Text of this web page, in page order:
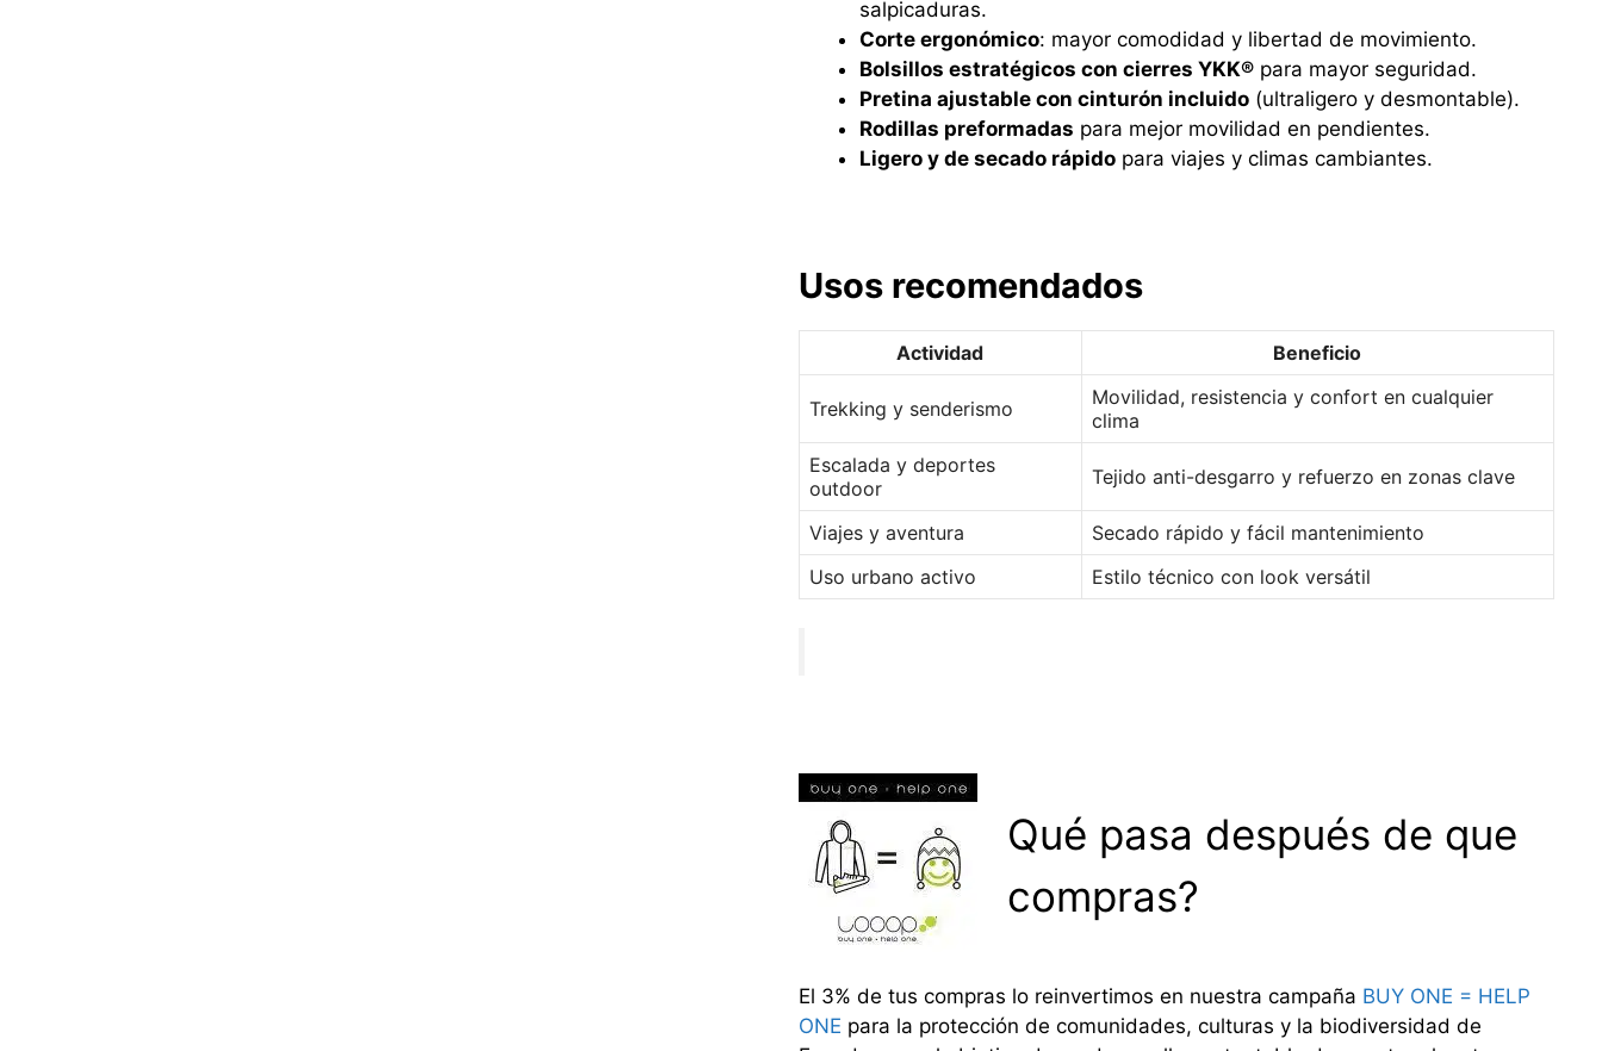
salpicaduras.
Corte ergonómico: mayor comodidad y libertad de movimiento.
Bolsillos estratégicos con cierres YKK®para mayor seguridad.
Pretina ajustable con cinturón incluido(ultraligero y desmontable).
Rodillas preformadas para mejor movilidad en pendientes.
Ligero y de secado rápidopara viajes y climas cambiantes.
Usos recomendados
Actividad Beneficio
Trekking y senderismo
Movilidad, resistencia y confort en cualquier
clima
Escalada y deportes
outdoor
Tejido anti-desgarro y refuerzo en zonas clave
Viajes y aventura
Secado rápido y fácil mantenimiento
Uso urbano activo
Estilo técnico con look versátil
Qué pasa después de que
compras?
El 3% de tus compras lo reinvertimos en nuestra campaña BUY ONE = HELP
ONE para la protección de comunidades, culturas y la biodiversidad de